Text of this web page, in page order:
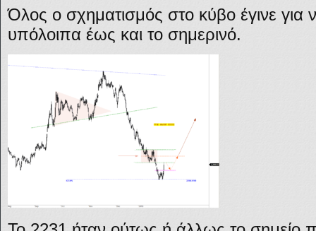
Όλος ο σχηματισμός στο κύβο έγινε
υπόλοιπα έως και το σημερινό.